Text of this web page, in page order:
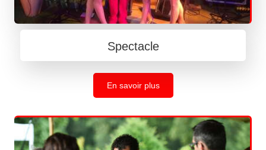
Spectacle
En savoir plus